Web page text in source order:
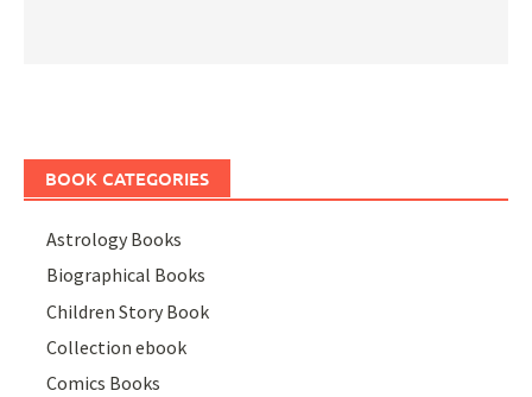
BOOK CATEGORIES
Astrology Books
Biographical Books
Children Story Book
Collection ebook
Comics Books